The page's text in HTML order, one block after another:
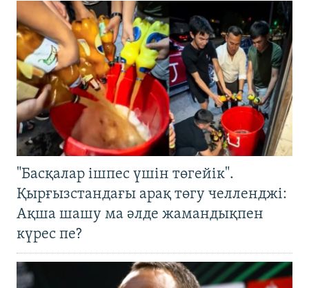
"Басқалар ішпес үшін төгейік".
Қырғызстандағы арақ төгу челленджі:
Ақша шашу ма әлде жамандықпен
күрес пе?